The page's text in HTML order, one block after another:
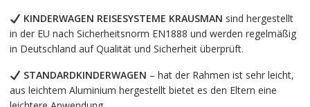
KINDERWAGEN REISESYSTEME KRAUSMAN sind hergestellt
in der EU nach Sicherheitsnorm EN1888 und werden regelmäßig
in Deutschland auf Qualität und Sicherheit überprüft.
STANDARDKINDERWAGEN – hat der Rahmen ist sehr leicht,
aus leichtem Aluminium hergestellt bietet es den Eltern eine